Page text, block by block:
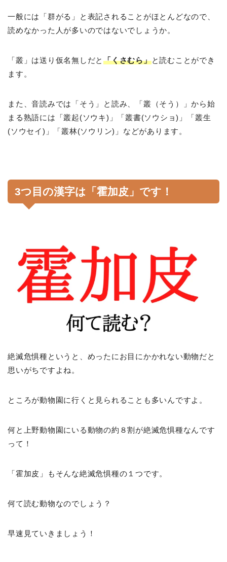
一般には「群がる」と表記されることがほとんどなので、
読めなかった人が多いのではないでしょうか。
「叢」は送り仮名無しだと「くさむら」と読むことができ
ます。
また、音読みでは「そう」と読み、「叢（そう）」から始
まる熟語には「叢起(ソウキ)」「叢書(ソウショ)」「叢生
(ソウセイ)」「叢林(ソウリン)」などがあります。
3つ目の漢字は「霍加皮」です！
絶滅危惧種というと、めったにお目にかかれない動物だと
思いがちですよね。
ところが動物園に行くと見られることも多いんですよ。
何と上野動物園にいる動物の約８割が絶滅危惧種なんです
って！
「霍加皮」もそんな絶滅危惧種の１つです。
何て読む動物なのでしょう？
早速見ていきましょう！